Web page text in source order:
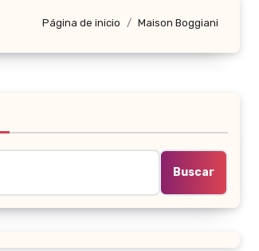
Página de inicio Maison Boggiani
Buscar